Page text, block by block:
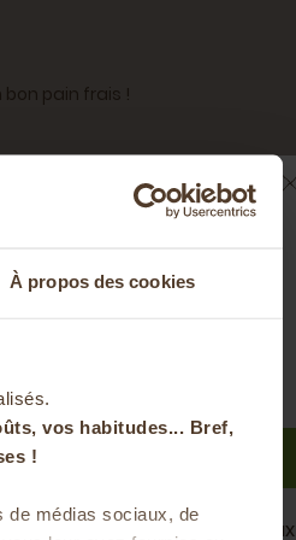
À propos des cookies
vos habitudes... Bref,
!
de médias sociaux, de
pain frais !
protéines: 0,7g, sel: 0g
sur votre
à notre newsletter
de bons produits locaux